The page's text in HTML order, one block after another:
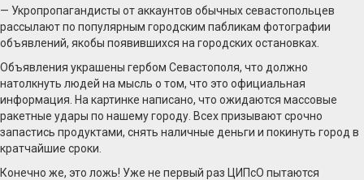
— Укропропагандисты от аккаунтов обычных севастопольцев
рассылают по популярным городским пабликам фотографии
объявлений, якобы появившихся на городских остановках.
Объявления украшены гербом Севастополя, что должно
натолкнуть людей на мысль о том, что это официальная
информация. На картинке написано, что ожидаются массовые
ракетные удары по нашему городу. Всех призывают срочно
запастись продуктами, снять наличные деньги и покинуть город в
кратчайшие сроки.
Конечно же, это ложь! Уже не первый раз ЦИПсО пытаются